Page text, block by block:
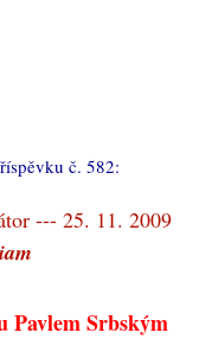
č. 582:
--- 25. 11. 2009
Pavlem Srbským